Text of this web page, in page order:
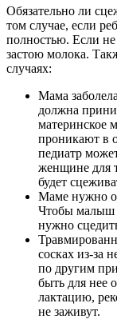
Обязательно ли
том случае, если
полностью. Если не
застою молока.
случаях:
Мама
должна
материнское
проникают в
педиатр
женщине для
будет
Маме нужно
Чтобы малыш
нужно
сосках из-за
по другим
быть для нее
лактацию,
не заживут.